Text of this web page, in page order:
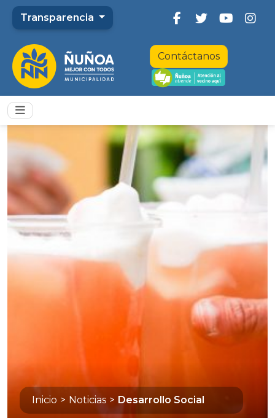
Transparencia
Contáctanos
Inicio > Noticias > Desarrollo Social